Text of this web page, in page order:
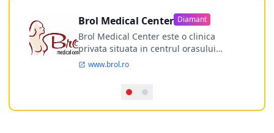
Brol Medical Center Diamant
Brol Medical Center este o clinica
privata situata in centrul orasului
Timisoara avand o experienta de
desfasoara activitatea intr-un spital
ultramodern.
www.brol.ro